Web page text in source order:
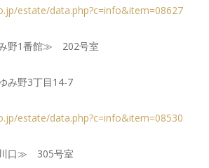
estate/data.php?c=info&item=08627
野1番館≫ 202号室
み野3丁目14-7
estate/data.php?c=info&item=08530
口≫ 305号室